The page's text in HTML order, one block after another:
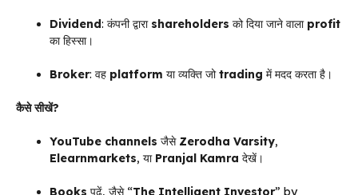
Dividend: कंपनी द्वारा shareholders को दिया जाने वाला profit
का हिस्सा।
Broker: वह platform या व्यक्ति जोtrading में मदद करता है।
कैसे सीखें?
YouTube channels जैसे Zerodha Varsity,
Elearnmarkets, या Pranjal Kamra देखें।